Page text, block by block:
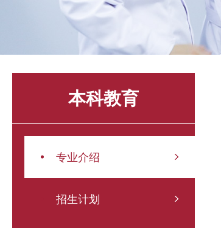
本科教育
专业介绍
招生计划